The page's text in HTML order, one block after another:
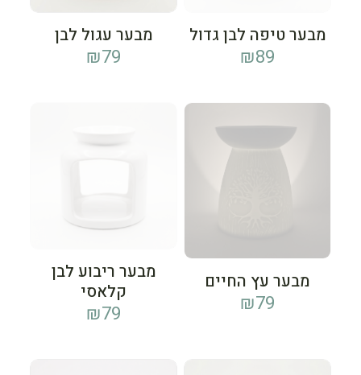
מבער טיפה לבן גדול
₪89
מבער עגול לבן
₪79
מבער עץ החיים
₪79
מבער ריבוע לבן
קלאסי
₪79